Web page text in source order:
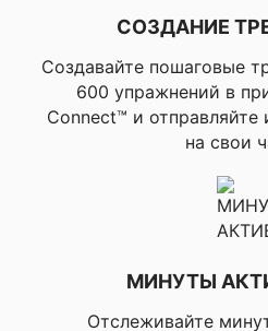
✔ ОТСЛЕЖЕНИЯ
АКТИВНОСТИ
СОЗДАНИЕ
Создавайте пошаговые
600 упражнений в
Connect™ и отправляйте
на свои
МИНУТЫ
Отслеживайте